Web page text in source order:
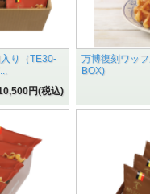
り（TE30-
円(税込)
万博復刻ワッ
BOX)